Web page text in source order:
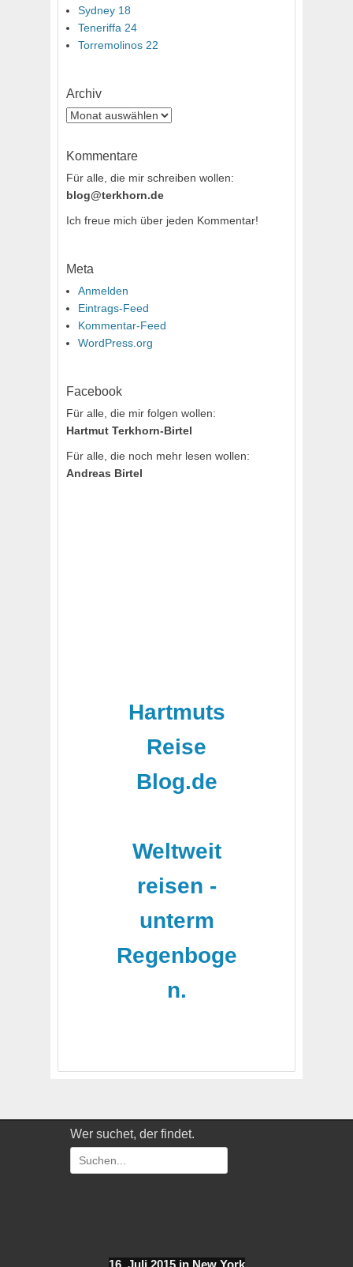
Sydney 18
Teneriffa 24
Torremolinos 22
Archiv
Archiv
Kommentare
Für alle, die mir schreiben wollen:
blog@terkhorn.de
Ich freue mich über jeden Kommentar!
Meta
Anmelden
Eintrags-Feed
Kommentar-Feed
WordPress.org
Facebook
Für alle, die mir folgen wollen:
Hartmut Terkhorn-Birtel
Für alle, die noch mehr lesen wollen:
Andreas Birtel
Hartmuts
Reise
Blog.de
Weltweit
reisen -
unterm
Regenboge
n.
Wer suchet, der findet.
Suchen
nach:
16. Juli 2015 in New York